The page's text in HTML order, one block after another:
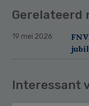
Gerelateerd
19 mei 2026
Interessant